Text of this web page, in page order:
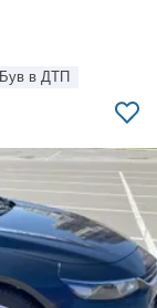
Був в ДТП